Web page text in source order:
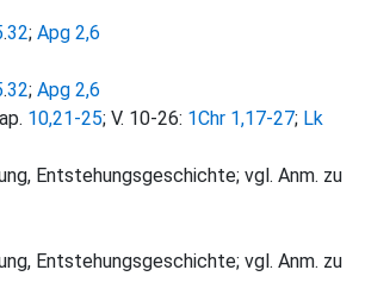
.32; Apg 2,6
.32; Apg 2,6
10,21-25; V. 10-26: 1Chr 1,17-27; Lk
Entstehungsgeschichte; vgl. Anm. zu
Entstehungsgeschichte; vgl. Anm. zu